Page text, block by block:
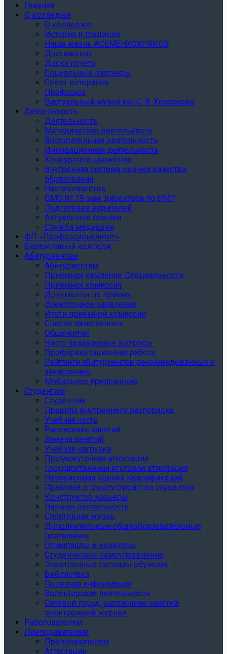
Главная
О колледже
О колледже
История и традиции
Наша жизнь #СЕМЕНХОХРЯКОВ
Достижения
Доска почета
Социальные партнеры
Совет ветеранов
Профсоюз
Виртуальный музей им. С. В. Хохрякова
Деятельность
Деятельность
Методическая деятельность
Воспитательная деятельность
Инновационная деятельность
Конкурсное движение
Внутренняя система оценки качества
образования
Наставничество
ОМО № 19 зам. директора по НМР
Подготовка водителей
Актуальные ссылки
Служба медиации
ФП «Профессионалитет»
Бережливый колледж
Абитуриентам
Абитуриентам
Приёмная кампания. Специальности
Приёмная комиссия
Документы по приёму
Электронное заявление
Итоги приёмной комиссии
Списки зачисленных
Общежитие
Часто задаваемые вопросы
Профориентационная работа
Рейтинги абитуриентов рекомендованных к
зачислению
Мобильное приложение
Студентам
Студентам
Правила внутреннего распорядка
Учебная часть
Расписание занятий
Замена занятий
Учебная нагрузка
Промежуточная аттестация
Государственная итоговая аттестация
Независимая оценка квалификаций
Практика и трудоустройство студентов
Конструктор карьеры
Научная деятельность
Спортивная жизнь
Дополнительные общеобразовательные
программы
Олимпиады и конкурсы
Студенческое самоуправление
Электронные системы обучения
Библиотека
Полезная информация
Волонтерская деятельность
Сетевой город, расписание занятий,
электронный журнал
Работодателям
Преподавателям
Преподавателям
Аттестации